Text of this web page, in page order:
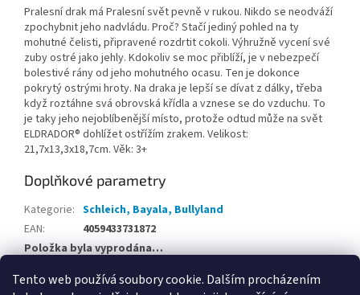
Tento web používá soubory cookie. Dalším procházením
Pralesní drak má Pralesní svět pevně v rukou. Nikdo se neodváží
zpochybnit jeho nadvládu. Proč? Stačí jediný pohled na ty
mohutné čelisti, připravené rozdrtit cokoli. Výhružně vycení své
zuby ostré jako jehly. Kdokoliv se moc přiblíží, je v nebezpečí
bolestivé rány od jeho mohutného ocasu. Ten je dokonce
pokrytý ostrými hroty. Na draka je lepší se dívat z dálky, třeba
když roztáhne svá obrovská křídla a vznese se do vzduchu. To
je taky jeho nejoblíbenější místo, protože odtud může na svět
ELDRADOR® dohlížet ostřížím zrakem. Velikost:
21,7x13,3x18,7cm. Věk: 3+
Doplňkové parametry
Kategorie: Schleich, Bayala, Bullyland
EAN:
4059433731872
Položka byla vyprodána…